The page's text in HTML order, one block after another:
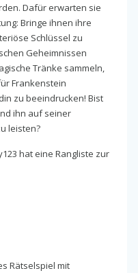
Dafür erwarten sie
Bringe ihnen ihre
Schlüssel zu
Geheimnissen
Tränke sammeln,
Frankenstein
zu beeindrucken! Bist
ihn auf seiner
leisten?
hat eine Rangliste zur
Rätselspiel mit